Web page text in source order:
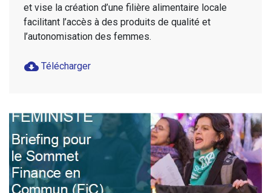
et vise la création d’une filière alimentaire locale
facilitant l’accès à des produits de qualité et
l’autonomisation des femmes.
cloud_download Télécharger